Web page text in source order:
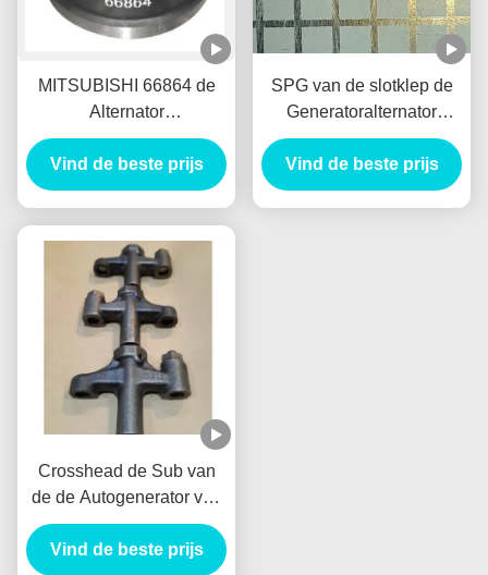
MITSUBISHI 66864 de
Alternator
VoorRemtrommel Tambor
Freno Delantero van de
Autogenerator
Vind de beste prijs
SPG van de slotklep de
Generatoralternator
Nieuw Holland E385
E215 van de Palauto voor
HINO J05E
Vind de beste prijs
Crosshead de Sub van
de de Autogenerator van
Assy Alternator
VH137061080A Nieuw
Vind de beste prijs